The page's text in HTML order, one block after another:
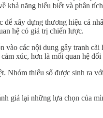
khả năng hiểu biết và phân
xây dựng thương hiệu cá
hệ có giá trị chiến lược.
các nội dung gây tranh cãi
xúc, hơn là mối quan hệ
Nhóm thiểu số được sinh ra
giá lại những lựa chọn của